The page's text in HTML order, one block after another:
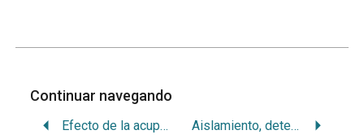
Continuar navegando
Efecto de la acupuntura real vs placebo sobre la percepción sensorial en voluntarios sanos. Estudio comparativo Aislamiento, determinación de viabilidad y caracterización de células madre de pulpa dental humana (DPSC)